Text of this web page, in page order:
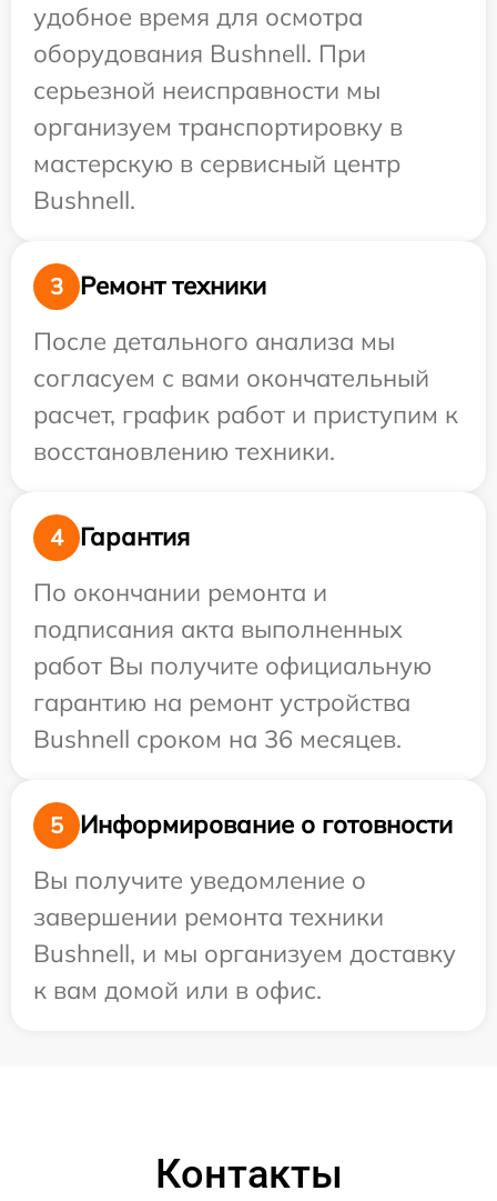
удобное время для осмотра
оборудования Bushnell. При
серьезной неисправности мы
организуем транспортировку в
мастерскую в сервисный центр
Bushnell.
3
Ремонт техники
После детального анализа мы
согласуем с вами окончательный
расчет, график работ и приступим к
восстановлению техники.
4
Гарантия
По окончании ремонта и
подписания акта выполненных
работ Вы получите официальную
гарантию на ремонт устройства
Bushnell сроком на 36 месяцев.
5
Информирование о готовности
Вы получите уведомление о
завершении ремонта техники
Bushnell, и мы организуем доставку
к вам домой или в офис.
Контакты